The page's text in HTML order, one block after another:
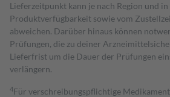
Lieferzeitpunkt kann je nach Region und
Produktverfügbarkeit sowie vom
abweichen. Darüber hinaus können
Prüfungen, die zu deiner
Lieferfrist um die Dauer der Prüfungen
verlängern.
4Für verschreibungspflichtige